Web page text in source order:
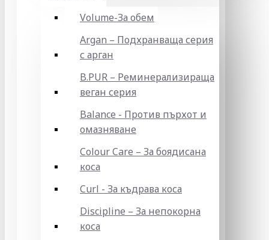
Volume-За обем
Argan – Подхранваща серия
с арган
B.PUR – Реминерализираща
веган серия
Balance - Против пърхот и
омазняване
Colour Care – За боядисана
коса
Curl - За къдрава коса
Discipline – За непокорна
коса